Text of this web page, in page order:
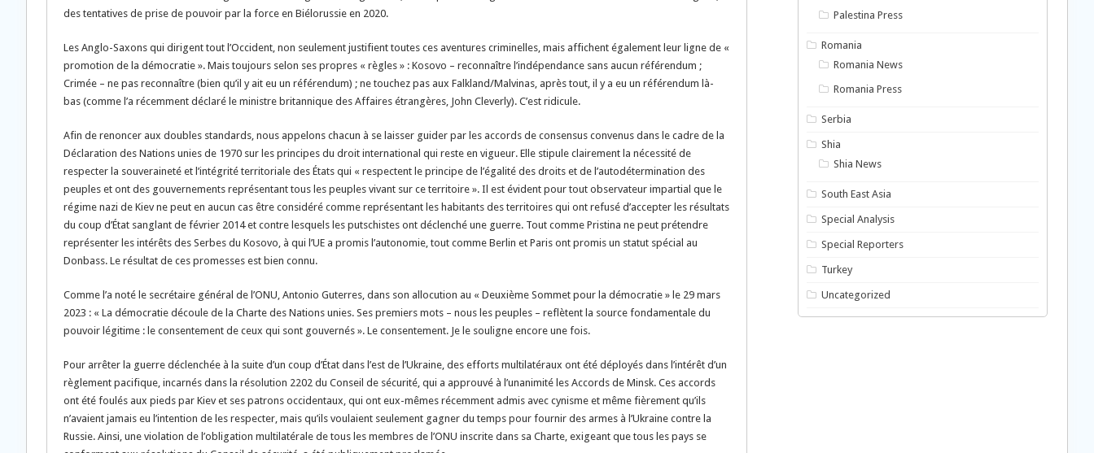
des tentatives de prise de pouvoir par la force en Biélorussie en 2020.
Les Anglo-Saxons qui dirigent tout l’Occident, non seulement justifient toutes ces aventures criminelles, mais affichent également leur ligne de «
promotion de la démocratie ». Mais toujours selon ses propres « règles » : Kosovo – reconnaître l’indépendance sans aucun référendum ;
Crimée – ne pas reconnaître (bien qu’il y ait eu un référendum) ; ne touchez pas aux Falkland/Malvinas, après tout, il y a eu un référendum là-
bas (comme l’a récemment déclaré le ministre britannique des Affaires étrangères, John Cleverly). C’est ridicule.
Afin de renoncer aux doubles standards, nous appelons chacun à se laisser guider par les accords de consensus convenus dans le cadre de la
Déclaration des Nations unies de 1970 sur les principes du droit international qui reste en vigueur. Elle stipule clairement la nécessité de
respecter la souveraineté et l’intégrité territoriale des États qui « respectent le principe de l’égalité des droits et de l’autodétermination des
peuples et ont des gouvernements représentant tous les peuples vivant sur ce territoire ». Il est évident pour tout observateur impartial que le
régime nazi de Kiev ne peut en aucun cas être considéré comme représentant les habitants des territoires qui ont refusé d’accepter les résultats
du coup d’État sanglant de février 2014 et contre lesquels les putschistes ont déclenché une guerre. Tout comme Pristina ne peut prétendre
représenter les intérêts des Serbes du Kosovo, à qui l’UE a promis l’autonomie, tout comme Berlin et Paris ont promis un statut spécial au
Donbass. Le résultat de ces promesses est bien connu.
Comme l’a noté le secrétaire général de l’ONU, Antonio Guterres, dans son allocution au « Deuxième Sommet pour la démocratie » le 29 mars
2023 : « La démocratie découle de la Charte des Nations unies. Ses premiers mots – nous les peuples – reflètent la source fondamentale du
pouvoir légitime : le consentement de ceux qui sont gouvernés ». Le consentement. Je le souligne encore une fois.
Pour arrêter la guerre déclenchée à la suite d’un coup d’État dans l’est de l’Ukraine, des efforts multilatéraux ont été déployés dans l’intérêt d’un
règlement pacifique, incarnés dans la résolution 2202 du Conseil de sécurité, qui a approuvé à l’unanimité les Accords de Minsk. Ces accords
ont été foulés aux pieds par Kiev et ses patrons occidentaux, qui ont eux-mêmes récemment admis avec cynisme et même fièrement qu’ils
n’avaient jamais eu l’intention de les respecter, mais qu’ils voulaient seulement gagner du temps pour fournir des armes à l’Ukraine contre la
Russie. Ainsi, une violation de l’obligation multilatérale de tous les membres de l’ONU inscrite dans sa Charte, exigeant que tous les pays se
Palestina Press
Romania
Romania News
Romania Press
Serbia
Shia
Shia News
South East Asia
Special Analysis
Special Reporters
Turkey
Uncategorized